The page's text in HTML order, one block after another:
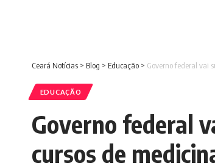
Ceará Notícias > Blog > Educação > Governo federal vai
EDUCAÇÃO
Governo federal
cursos de